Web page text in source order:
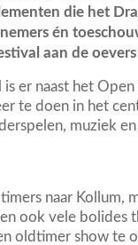
die het
én
aan de
er naast het Open
te doen in het
muziek
naar Kollum,
ook vele bolides
oldtimer show te